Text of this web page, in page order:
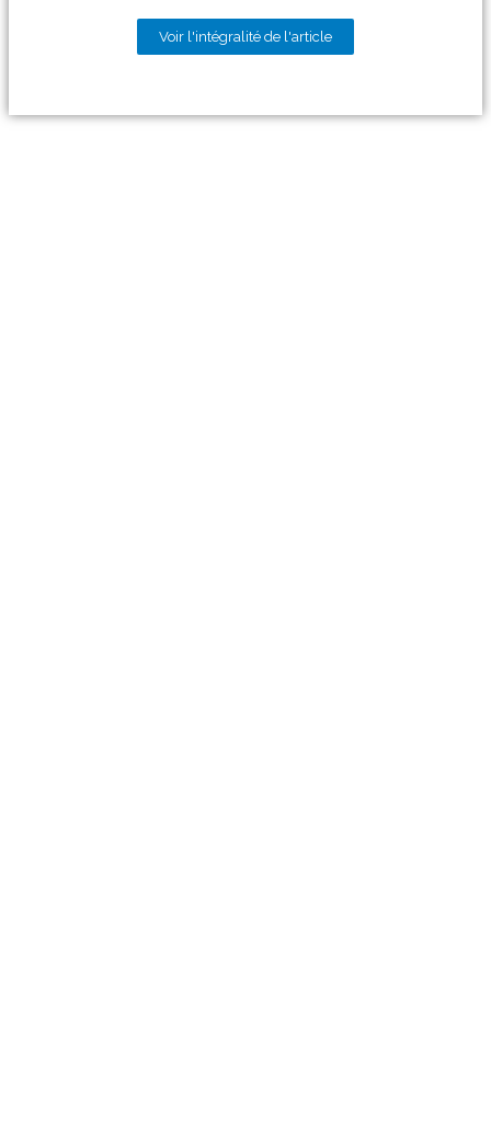
Voir l'intégralité de l'article